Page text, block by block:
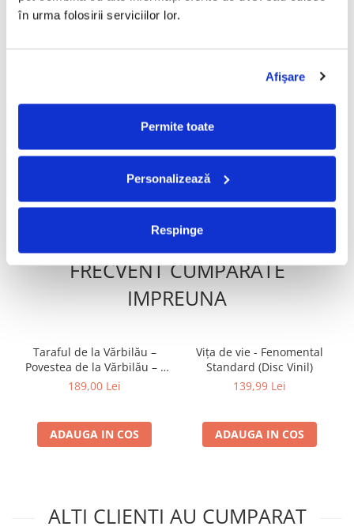
în urma folosirii serviciilor lor.
Afişare
Permite toate
Personalizează
Respinge
B9
Iubire Fidelă
-30%
Savoy – Domnișoară,
Domnișoară (Disc Vinil)
84,00 Lei
ADAUGA IN COS
-30%Michael Jackson -
Dangerous, (Disc Vinil)
350,00 Lei
ADAUGA IN COS
FRECVENT CUMPARATE
IMPREUNA
Taraful de la Vărbilău –
Povestea de la Vărbilău – -
Electrecord, (Disc Vinil)
189,00 Lei
ADAUGA IN COS
Vița de vie - Fenomental
Standard (Disc Vinil)
139,99 Lei
ADAUGA IN COS
ALTI CLIENTI AU CUMPARAT